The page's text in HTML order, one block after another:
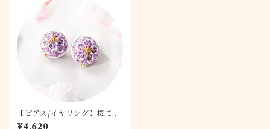
【ピアス/イヤリング】桜てま
り -藤桜- 1.5
¥4,620